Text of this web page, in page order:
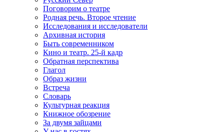
Поговорим о театре
Родная речь. Второе чтение
Исследования и исследователи
Архивная история
Быть современником
Кино и театр. 25-й кадр
Обратная перспектива
Глагол
Образ жизни
Встреча
Словарь
Культурная реакция
Книжное обозрение
За двумя зайцами